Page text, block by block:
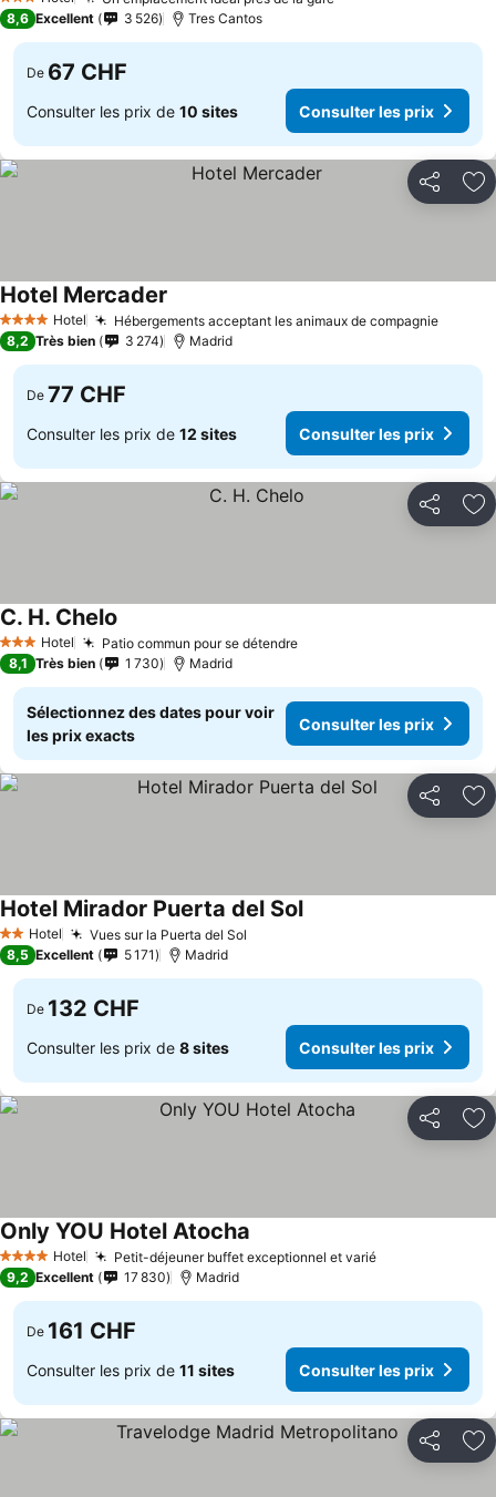
3 Étoiles
8,6 Excellent 3 526 Tres Cantos
De 67 CHF
Consulter les prix de 10 sites Consulter les prix
Partager
4 Étoiles Hotel Hébergements acceptant les animaux de compagnie
Hotel Mercader
8,2 Très bien 3 274 Madrid
De 77 CHF
Consulter les prix de 12 sites Consulter les prix
Partager
3 ÉtoilesHotel Patio commun pour se détendreConsulter les prix
C. H. Chelo
8,1 Très bien 1 730 Madrid
Sélectionnez des dates pour voir
les prix exacts
Consulter les prix
Partager
2 Étoiles
Hotel Vues sur la Puerta del Sol
Hotel Mirador Puerta del SolConsulter les prix
8,5 Excellent 5 171 Madrid
De 132 CHF
Consulter les prix de 8 sites Consulter les prix
Partager
4 Étoiles Hotel Petit-déjeuner buffet exceptionnel et variéConsulter les
Only YOU Hotel Atocha
9,2 Excellent 17 830 Madrid
De 161 CHF
Consulter les prix de 11 sites Consulter les prix
Partager